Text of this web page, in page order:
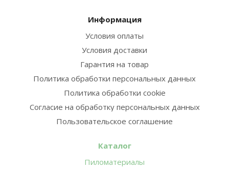
Информация
Условия оплаты
Условия доставки
Гарантия на товар
Политика обработки персональных данных
Политика обработки cookie
Согласие на обработку персональных данных
Пользовательское соглашение
Каталог
Пиломатериалы